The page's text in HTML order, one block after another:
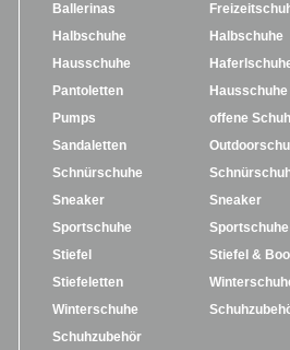
Ballerinas
Halbschuhe
Hausschuhe
Pantoletten
Pumps
Sandaletten
Schnürschuhe
Sneaker
Sportschuhe
Stiefel
Stiefeletten
Winterschuhe
Schuhzubehör
Halbschuhe
Hausschuhe
offene
Sneaker
Sportschuhe
Stiefel &